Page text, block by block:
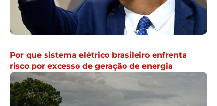
Por que sistema elétrico brasileiro enfrenta
risco por excesso de geração de energia